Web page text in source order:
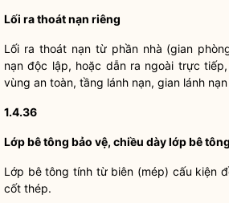
Lối ra thoát nạn riêng
Lối ra thoát nạn từ phần nhà (gian
nạn độc lập, hoặc dẫn ra ngoài trực
vùng an toàn, tầng lánh nạn, gian lánh nạn
1.4.36
Lớp bê tông bảo vệ, chiều dày lớp bê
Lớp bê tông tính từ biên (mép) cấu kiện
cốt thép.